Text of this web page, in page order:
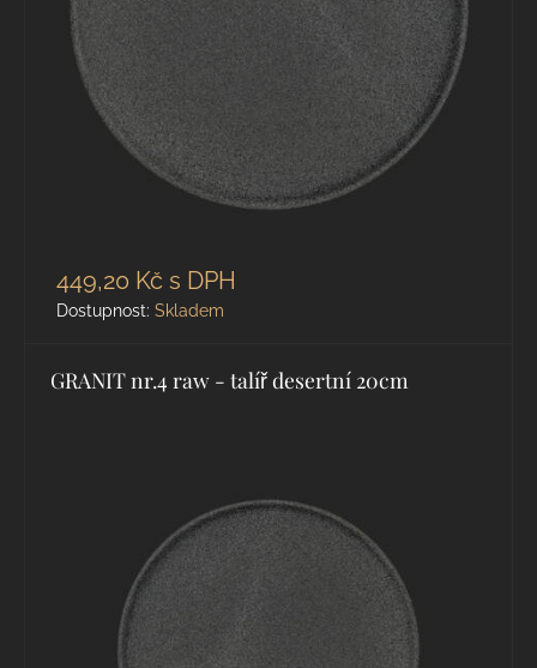
449,20 Kč s DPH
Dostupnost: Skladem
GRANIT nr.4 raw - talíř desertní 20cm